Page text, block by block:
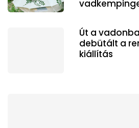
Út a
debütált a
kiállítás